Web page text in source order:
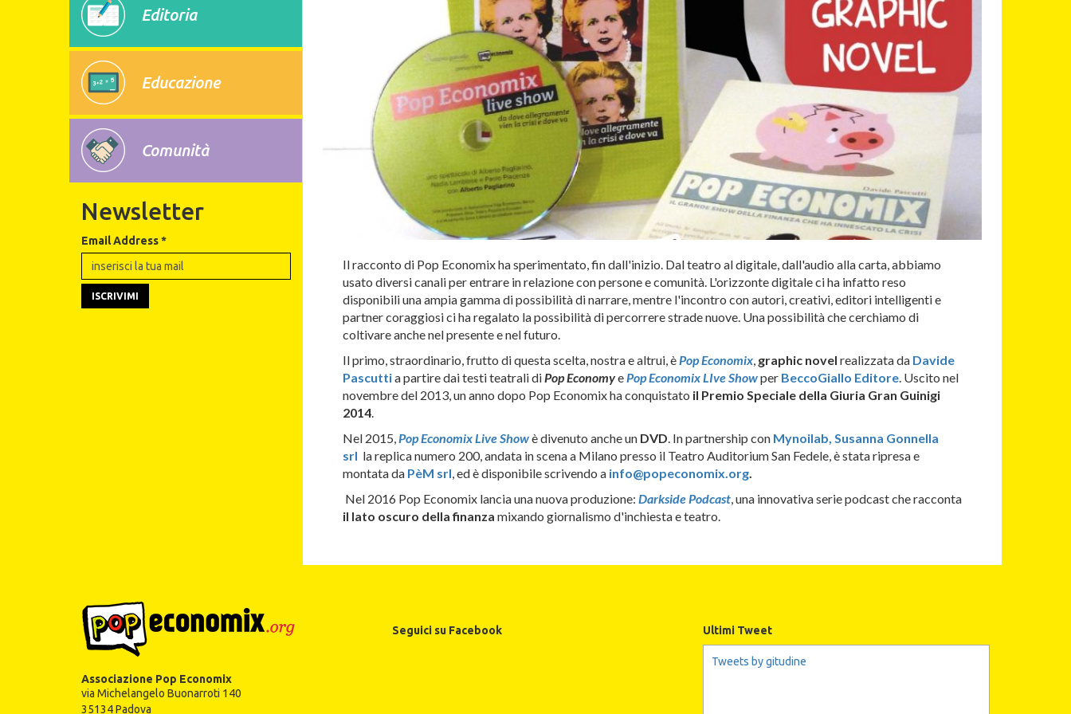
Editoria
Educazione
Comunità
Newsletter
Email Address*
Il racconto di Pop Economix ha sperimentato, fin dall'inizio. Dal teatro al digitale, dall'audio alla carta, abbiamo
usato diversi canali per entrare in relazione con persone e comunità. L'orizzonte digitale ci ha infatto reso
disponibili una ampia gamma di possibilità di narrare, mentre l'incontro con autori, creativi, editori intelligenti e
partner coraggiosi ci ha regalato la possibilità di percorrere strade nuove. Una possibilità che cerchiamo di
coltivare anche nel presente e nel futuro.
Il primo, straordinario, frutto di questa scelta, nostra e altrui, èPop Economix, graphic novel realizzata da Davide
Pascuttia partire dai testi teatrali diPop EconomyePop Economix LIve Showper BeccoGiallo Editore. Uscito nel
novembre del 2013, un anno dopo Pop Economix ha conquistato il Premio Speciale della Giuria Gran Guinigi
2014.
Nel 2015,Pop Economix Live Showè divenuto anche un DVD. In partnership con Mynoilab, Susanna Gonnella
srl la replica numero 200, andata in scena a Milano presso il Teatro Auditorium San Fedele, è stata ripresa e
montata da PèM srl, ed è disponibile scrivendo a info@popeconomix.org.
Nel 2016 Pop Economix lancia una nuova produzione: Darkside Podcast, una innovativa serie podcast che racconta
il lato oscuro della finanza mixando giornalismo d'inchiesta e teatro.
Associazione Pop Economix
via Michelangelo Buonarroti 140
35134 Padova
Seguici su Facebook Ultimi Tweet
Tweets by gitudine